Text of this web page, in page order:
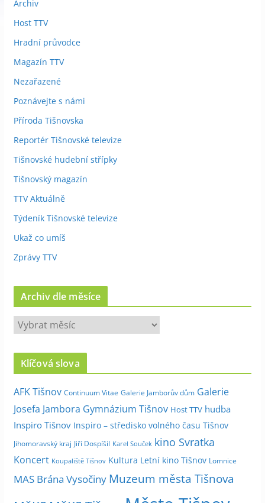
Archiv
Host TTV
Hradní průvodce
Magazín TTV
Nezařazené
Poznávejte s námi
Příroda Tišnovska
Reportér Tišnovské televize
Tišnovské hudební střípky
Tišnovský magazín
TTV Aktuálně
Týdeník Tišnovské televize
Ukaž co umíš
Zprávy TTV
Archiv dle měsíce
A
r
c
v
d
l
e
m
s
í
Klíčová slova
AFK Tišnov Continuum Vitae Galerie Jamborův dům Galerie
Josefa Jambora Gymnázium Tišnov Host TTV hudba
Inspiro Tišnov Inspiro – středisko volného času Tišnov
Jihomoravský kraj Jiří Dospíšil Karel Souček kino Svratka
Koncert Koupaliště Tišnov Kultura Letní kino Tišnov Lomnice
MAS Brána Vysočiny Muzeum města Tišnova